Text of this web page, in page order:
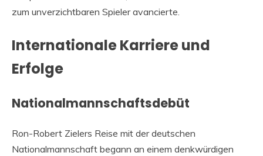
zum unverzichtbaren Spieler avancierte.
Internationale Karriere und
Erfolge
Nationalmannschaftsdebüt
Ron-Robert Zielers Reise mit der deutschen
Nationalmannschaft begann an einem denkwürdigen